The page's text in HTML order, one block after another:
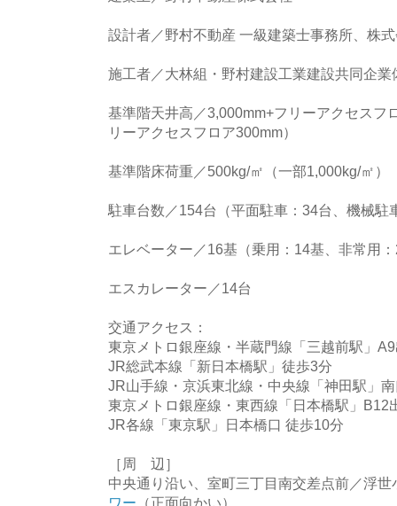
設計者／野村不動産 一級建築士事務所、株
施工者／大林組・野村建設工業建設共同企業
基準階天井高／3,000mm+フリーアクセスフ
リーアクセスフロア300mm）
基準階床荷重／500kg/㎡（一部1,000kg/㎡）
駐車台数／154台（平面駐車：34台、機械駐
エレベーター／16基（乗用：14基、非常用
エスカレーター／14台
交通アクセス：
東京メトロ銀座線・半蔵門線「三越前駅」
JR総武本線「新日本橋駅」徒歩3分
JR山手線・京浜東北線・中央線「神田駅」
東京メトロ銀座線・東西線「日本橋駅」B12
JR各線「東京駅」日本橋口 徒歩10分
［周 辺］
中央通り沿い、室町三丁目南交差点前／浮
ワー （正面向かい）